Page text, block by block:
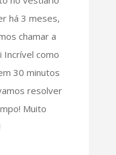
há 3 meses,
chamar a
Incrível como
30 minutos
resolver
Muito